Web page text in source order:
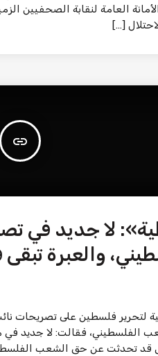
العامة لنقابة الصحفيين
[…]
insert_link
لا جديد
والعبرة تبقى
لتحرير فلسطين على تصريحات
فقالت: لا جديد في
قد تحدثت عن حق الشعب